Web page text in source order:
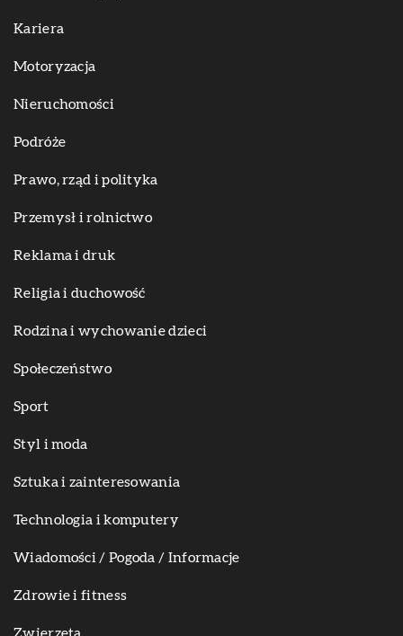
Kariera
Motoryzacja
Nieruchomości
Podróże
Prawo, rząd i polityka
Przemysł i rolnictwo
Reklama i druk
Religia i duchowość
Rodzina i wychowanie dzieci
Społeczeństwo
Sport
Styl i moda
Sztuka i zainteresowania
Technologia i komputery
Wiadomości / Pogoda / Informacje
Zdrowie i fitness